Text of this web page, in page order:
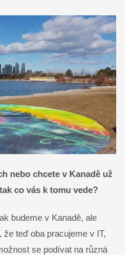
nebo chcete v Kanadě už
co vás k tomu vede?
budeme v Kanadě, ale
teď oba pracujeme v IT,
se podívat na různá